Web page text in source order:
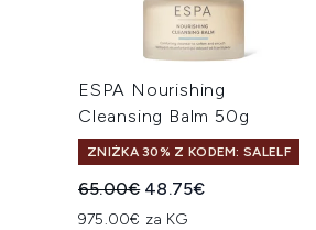
ESPA Nourishing
Cleansing Balm 50g
ZNIŻKA 30% Z KODEM: SALELF
Sugerowana cena
65.00€ Aktualna cena:
48.75€
975.00€ za KG